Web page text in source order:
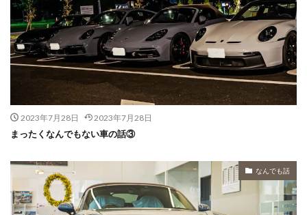
2023年7月28日 2023年7月28日
まったくなんでもない車の話③
なんでも話